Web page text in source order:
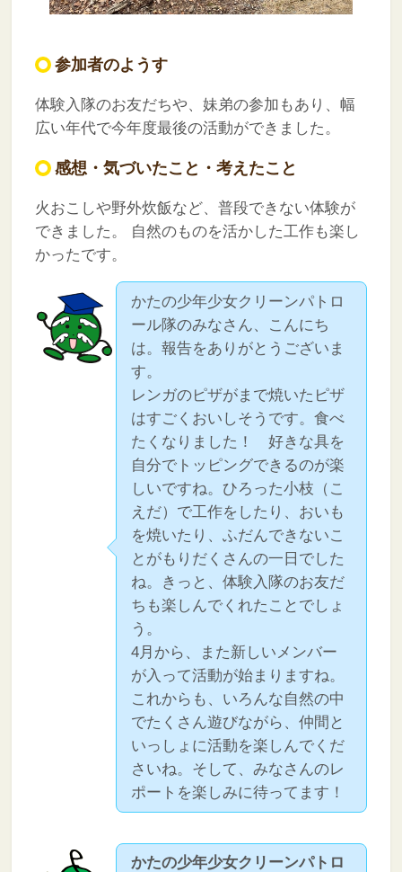
参加者のようす
体験入隊のお友だちや、妹弟の参加もあり、幅
広い年代で今年度最後の活動ができました。
感想・気づいたこと・考えたこと
火おこしや野外炊飯など、普段できない体験が
できました。
自然のものを活かした工作も楽し
かったです。
かたの少年少女クリーンパトロ
ール隊のみなさん、こんにち
は。報告をありがとうございま
す。
レンガのピザがまで焼いたピザ
はすごくおいしそうです。食べ
たくなりました！ 好きな具を
自分でトッピングできるのが楽
しいですね。ひろった小枝（こ
えだ）で工作をしたり、おいも
を焼いたり、ふだんできないこ
とがもりだくさんの一日でした
ね。きっと、体験入隊のお友だ
ちも楽しんでくれたことでしょ
う。
4月から、また新しいメンバー
が入って活動が始まりますね。
これからも、いろんな自然の中
でたくさん遊びながら、仲間と
いっしょに活動を楽しんでくだ
さいね。そして、みなさんのレ
ポートを楽しみに待ってます！
かたの少年少女クリーンパトロ